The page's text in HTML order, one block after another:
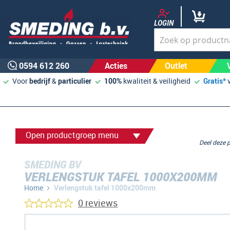
LOGIN
0594 612 260 Acties Outlet
Voorbedrijf&particulier 100% kwaliteit & veiligheid Gratis*
Open productgroep menu
SMEDING BV
VERLENGSTUK TAFEL 1000X200MM
Home Verlengstuk tafel 1000x200mm
Deel
0 reviews
Ga